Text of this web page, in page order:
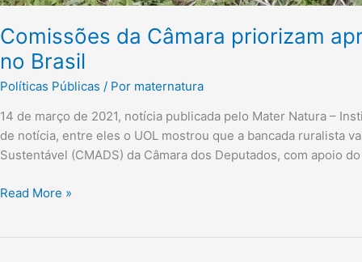
Comissões da Câmara priorizam
no Brasil
Políticas Públicas / Por maternatura
14 de março de 2021, notícia publicada pelo Mater Natura –
de notícia, entre eles o UOL mostrou que a bancada ruralista
Sustentável (CMADS) da Câmara dos Deputados, com apoio
Read More »